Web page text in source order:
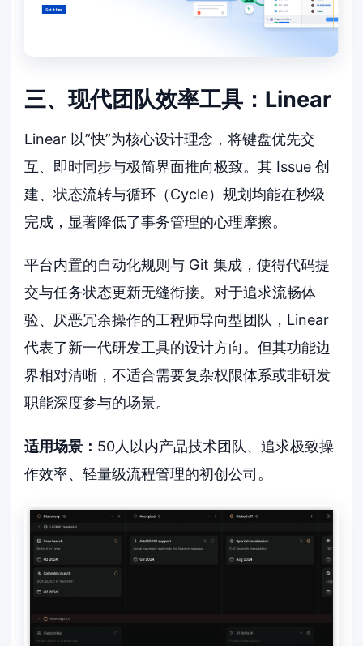
三、现代团队效率工具：Linear
Linear 以”快”为核心设计理念，将键盘优先交
互、即时同步与极简界面推向极致。其 Issue 创
建、状态流转与循环（Cycle）规划均能在秒级
完成，显著降低了事务管理的心理摩擦。
平台内置的自动化规则与 Git 集成，使得代码提
交与任务状态更新无缝衔接。对于追求流畅体
验、厌恶冗余操作的工程师导向型团队，Linear
代表了新一代研发工具的设计方向。但其功能边
界相对清晰，不适合需要复杂权限体系或非研发
职能深度参与的场景。
适用场景： 50人以内产品技术团队、追求极致操
作效率、轻量级流程管理的初创公司。